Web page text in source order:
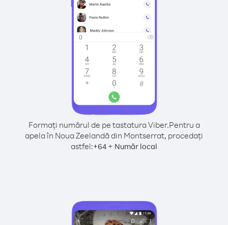
Formați numărul de pe tastatura Viber.Pentru a
apela în Noua Zeelandă din Montserrat, procedați
astfel:+64 + Număr local